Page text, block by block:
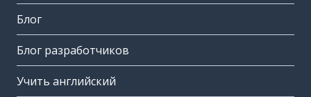
Блог
Блог разработчиков
Учить английский